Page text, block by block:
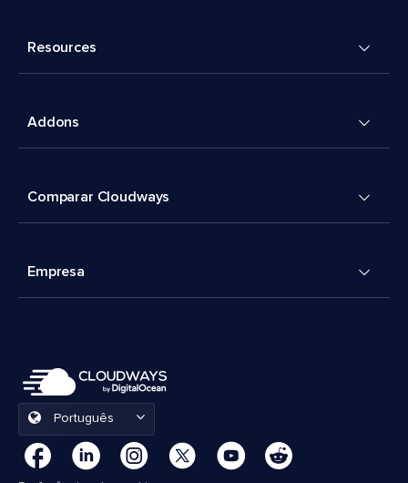
Resources
Addons
Comparar Cloudways
Empresa
Português